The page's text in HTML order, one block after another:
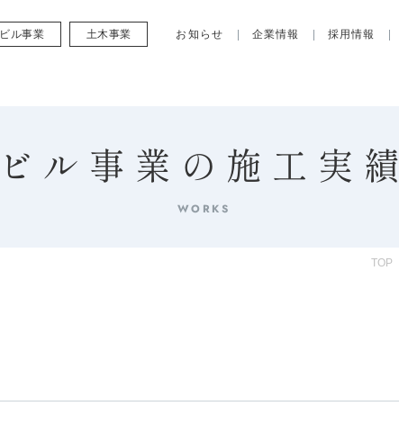
ビル事業 土木事業 お知らせ 企業情報 採用情報
ビル事業の施工実績
WORKS
TOP